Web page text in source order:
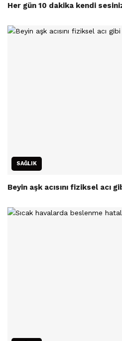
Her gün 10 dakika kendi
SAĞLIK
Beyin aşk acısını fiziksel acı